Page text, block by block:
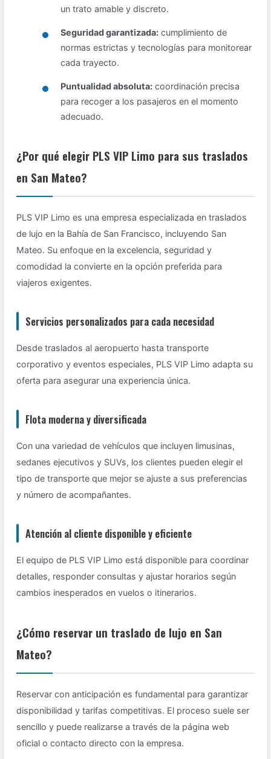
un trato amable y discreto.
Seguridad garantizada: cumplimiento de
normas estrictas y tecnologías para monitorear
cada trayecto.
Puntualidad absoluta: coordinación precisa
para recoger a los pasajeros en el momento
adecuado.
¿Por qué elegir PLS VIP Limo para sus traslados
en San Mateo?
PLS VIP Limo es una empresa especializada en traslados
de lujo en la Bahía de San Francisco, incluyendo San
Mateo. Su enfoque en la excelencia, seguridad y
comodidad la convierte en la opción preferida para
viajeros exigentes.
Servicios personalizados para cada necesidad
Desde traslados al aeropuerto hasta transporte
corporativo y eventos especiales, PLS VIP Limo adapta su
oferta para asegurar una experiencia única.
Flota moderna y diversificada
Con una variedad de vehículos que incluyen limusinas,
sedanes ejecutivos y SUVs, los clientes pueden elegir el
tipo de transporte que mejor se ajuste a sus preferencias
y número de acompañantes.
Atención al cliente disponible y eficiente
El equipo de PLS VIP Limo está disponible para coordinar
detalles, responder consultas y ajustar horarios según
cambios inesperados en vuelos o itinerarios.
¿Cómo reservar un traslado de lujo en San
Mateo?
Reservar con anticipación es fundamental para garantizar
disponibilidad y tarifas competitivas. El proceso suele ser
sencillo y puede realizarse a través de la página web
oficial o contacto directo con la empresa.